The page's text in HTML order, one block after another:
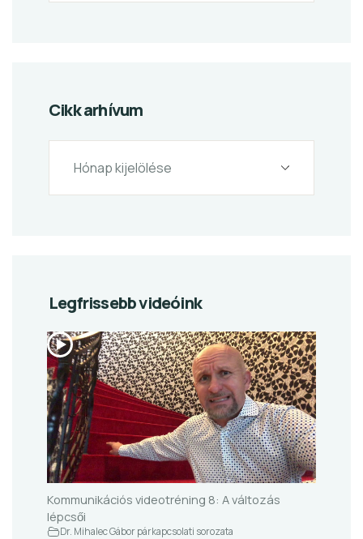
Cikk arhívum
Legfrissebb videóink
Kommunikációs videotréning 8: A változás
lépcsői
Dr. Mihalec Gábor párkapcsolati sorozata